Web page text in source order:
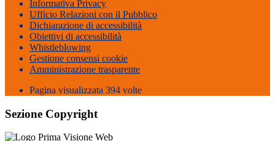
Informativa Privacy
Ufficio Relazioni con il Pubblico
Dichiarazione di accessibilità
Obiettivi di accessibilità
Whistleblowing
Gestione consensi cookie
Amministrazione trasparente
Pagina visualizzata 394 volte
Sezione Copyright